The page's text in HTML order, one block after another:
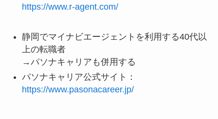
https://www.r-agent.com/
静岡でマイナビエージェントを利用する40代以
上の転職者
→パソナキャリアも併用する
パソナキャリア公式サイト：
https://www.pasonacareer.jp/